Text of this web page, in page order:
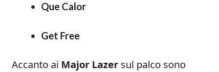
Que Calor
Get Free
Accanto ai Major Lazer sul palco sono